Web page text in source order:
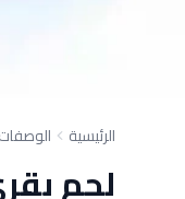
الرئيسية الوصفات
لحم